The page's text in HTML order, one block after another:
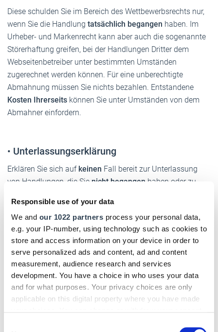
Responsible use of your data
We and our 1022 partners process your personal data,
e.g. your IP-number, using technology such as cookies to
store and access information on your device in order to
serve personalized ads and content, ad and content
measurement, audience research and services
development. You have a choice in who uses your data
and for what purposes. Your privacy choices are only
applicable on this digital property where you have made
Diese schulden Sie im Bereich des Wettbewerbsrechts nur,
wenn Sie die Handlung tatsächlich begangen haben. Im
Urheber- und Markenrecht kann aber auch die sogenannte
Störerhaftung greifen, bei der Handlungen Dritter dem
Webseitenbetreiber unter bestimmten Umständen
zugerechnet werden können. Für eine unberechtigte
Abmahnung müssen Sie nichts bezahlen. Entstandene
Kosten Ihrerseits können Sie unter Umständen von dem
Abmahner einfordern.
• Unterlassungserklärung
Erklären Sie sich aufkeinen Fall bereit zur Unterlassung
von Handlungen, die Sie nicht begangen haben oder zu
Abmahnung beigefügten Unterlassungserklärung sollten
Sie nicht unterschreiben. Diese sind immer im absoluten
Interesse des Abmahners formuliert. Fragen Sie besser
einen spezialisierten Anwalt. Achtung: Oft sind hier kurze
Fristen einzuhalten. Verwenden Sie nicht die im Internet
erhältlichen Muster-Erklärungen. Eine fehlerhafte
Unterlassungserklärung kann unwirksam sein, so dass
doch noch die Gefahr einer einstweiligen Verfügung oder